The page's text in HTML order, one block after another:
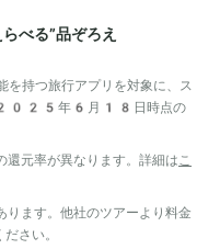
べる”品ぞろえ
持つ旅行アプリを対象に、ス
（2025年6月18日時点の
元率が異なります。詳細は こ
ます。他社のツアーより料金
さい。